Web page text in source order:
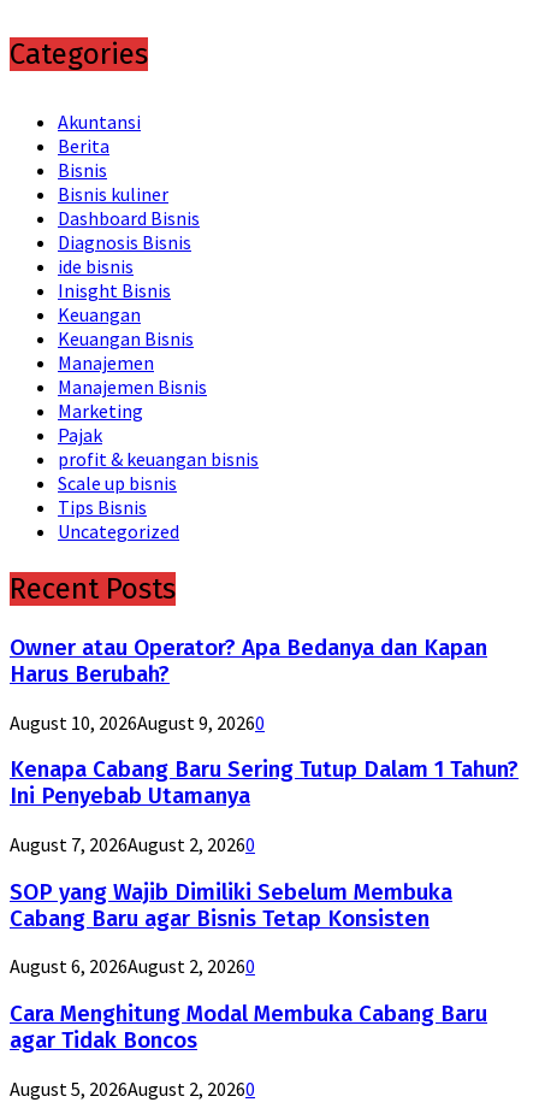
Categories
Akuntansi
Berita
Bisnis
Bisnis kuliner
Dashboard Bisnis
Diagnosis Bisnis
ide bisnis
Inisght Bisnis
Keuangan
Keuangan Bisnis
Manajemen
Manajemen Bisnis
Marketing
Pajak
profit & keuangan bisnis
Scale up bisnis
Tips Bisnis
Uncategorized
Recent Posts
Owner atau Operator? Apa Bedanya dan Kapan
Harus Berubah?
August 10, 2026August 9, 20260
Kenapa Cabang Baru Sering Tutup Dalam 1 Tahun?
Ini Penyebab Utamanya
August 7, 2026August 2, 20260
SOP yang Wajib Dimiliki Sebelum Membuka
Cabang Baru agar Bisnis Tetap Konsisten
August 6, 2026August 2, 20260
Cara Menghitung Modal Membuka Cabang Baru
agar Tidak Boncos
August 5, 2026August 2, 20260